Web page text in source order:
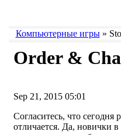
Компьютерные игры»
Order &
Sep 21, 2015 05:01
Согласитесь, что
отличается. Да, новички в